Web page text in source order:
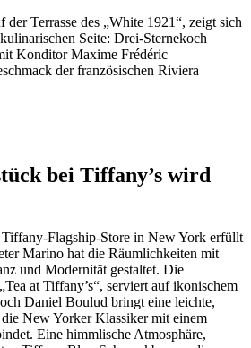
Terrasse des „White 1921“, zeigt sich
Seite: Drei-Sternekoch
Konditor Maxime Frédéric
der französischen Riviera
bei Tiffany’s wird
Flagship-Store in New York erfüllt
Marino hat die Räumlichkeiten mit
und Modernität gestaltet. Die
at Tiffany’s“, serviert auf ikonischem
Daniel Boulud bringt eine leichte,
New Yorker Klassiker mit einem
Eine himmlische Atmosphäre,